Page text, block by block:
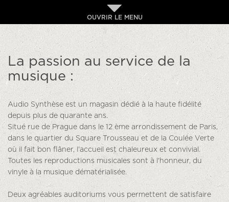
OUVRIR LE MENU
La passion au service de la
musique :
Audio Synthèse est un magasin dédié à la haute fidélité
depuis plus de quarante ans.
Situé rue de Prague dans le 12 ème arrondissement de Paris,
dans le quartier du Square Trousseau et de la Coulée Verte
où il fait bon flâner, l'accueil est chaleureux et convivial.
Toutes les reproductions musicales sont à l'honneur, du
vinyle à la musique dématérialisée.
Deux agréables auditoriums vous permettent de satisfaire